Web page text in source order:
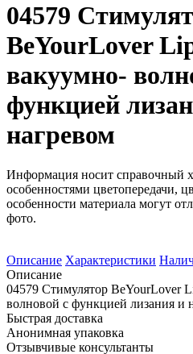
04579
BeYourLover
вакуумно-
функцией
нагревом
Информация носит справочный
особенностями цветопередачи,
особенности материала могут
фото.
Описание Характеристики
Описание
04579 Стимулятор BeYourLover
волновой с функцией лизания и
Быстрая доставка
Анонимная упаковка
Отзывчивые консультанты